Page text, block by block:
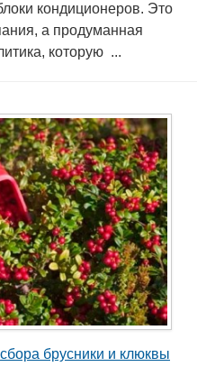
кондиционеров. Это
а продуманная
которую ...
брусники и клюквы